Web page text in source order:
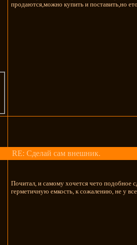
продаются,можно купить и поставить,но
RE: Сделай сам внешник.
Почитал, и самому хочется чето подобное
герметичную емкость, к сожалению, не у